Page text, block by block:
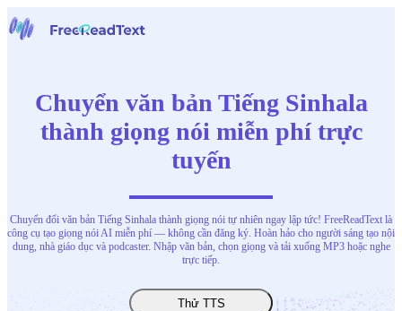
Công cụ
Tin tức
Bảng giá
Tiếng Việt
Chuyển văn bản Tiếng Sinhala
thành giọng nói miễn phí trực
tuyến
Chuyển đổi văn bản Tiếng Sinhala thành giọng nói tự nhiên ngay lập tức! FreeReadText là
công cụ tạo giọng nói AI miễn phí — không cần đăng ký. Hoàn hảo cho người sáng tạo nội
dung, nhà giáo dục và podcaster. Nhập văn bản, chọn giọng và tải xuống MP3 hoặc nghe
trực tiếp.
Thử TTS